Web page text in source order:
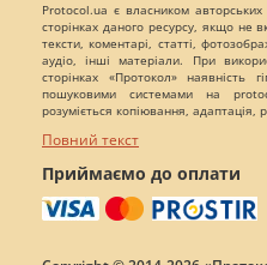
Protocol.ua є власником
сторінках даного ресурсу, якщо не
тексти, коментарі, статті,
аудіо, інші матеріали. При
сторінках «Протокол» наявність
пошуковими системами на
розуміється копіювання, адаптація,
Повний текст
Приймаємо до оплати